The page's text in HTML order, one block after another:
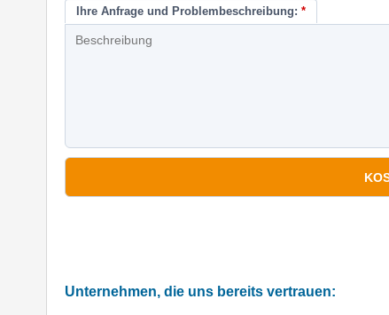
Ihre Anfrage und Problembeschreibung: *
Unternehmen, die uns bereits vertrauen: